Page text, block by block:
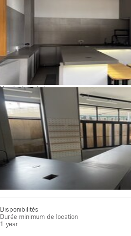
Voir toutes photos
Disponibilités
Durée minimum de location
1 year